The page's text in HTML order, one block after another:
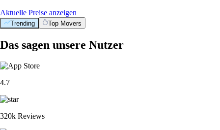
Aktuelle Preise anzeigen
Trending Top Movers
Das sagen unsere Nutzer
4.7
320k Reviews